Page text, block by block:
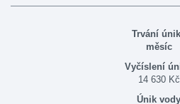
měsíc
14 630 Kč